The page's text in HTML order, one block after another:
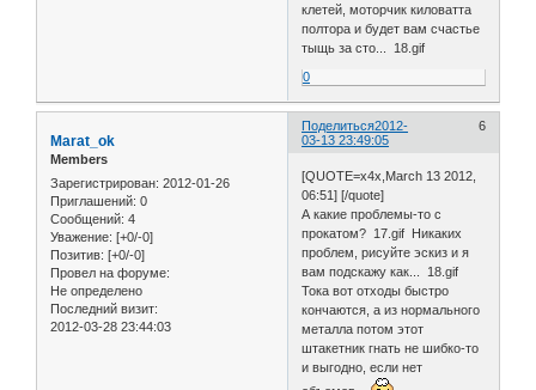
клетей, моторчик киловатта
полтора и будет вам счастье
тыщь за сто... 18.gif
0
Поделиться 6
2012-
03-13 23:49:05
Marat_ok
Members
Зарегистрирован: 2012-01-26
Приглашений: 0
Сообщений: 4
Уважение: [+0/-0]
Позитив: [+0/-0]
Провел на форуме:
Не определено
Последний визит:
2012-03-28 23:44:03
[QUOTE=x4x,March 13 2012,
06:51] [/quote]
А какие проблемы-то с
прокатом? 17.gif Никаких
проблем, рисуйте эскиз и я
вам подскажу как... 18.gif
Тока вот отходы быстро
кончаются, а из нормального
металла потом этот
штакетник гнать не шибко-то
и выгодно, если нет